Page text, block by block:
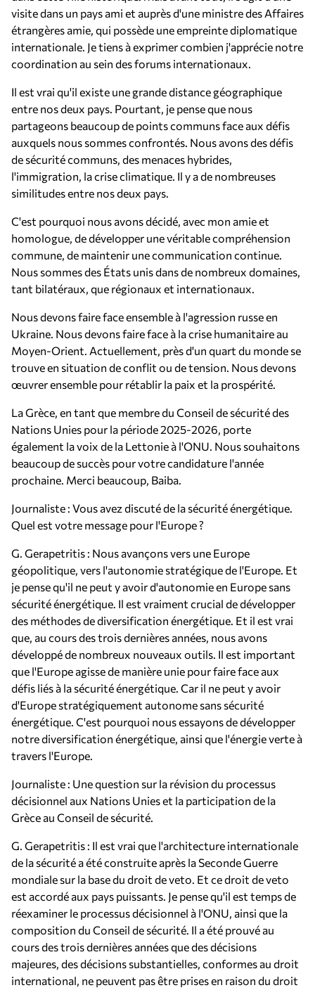
visite dans un pays ami et auprès d'une ministre des Affaires
étrangères amie, qui possède une empreinte diplomatique
internationale. Je tiens à exprimer combien j'apprécie notre
coordination au sein des forums internationaux.
Il est vrai qu'il existe une grande distance géographique
entre nos deux pays. Pourtant, je pense que nous
partageons beaucoup de points communs face aux défis
auxquels nous sommes confrontés. Nous avons des défis
de sécurité communs, des menaces hybrides,
l'immigration, la crise climatique. Il y a de nombreuses
similitudes entre nos deux pays.
C'est pourquoi nous avons décidé, avec mon amie et
homologue, de développer une véritable compréhension
commune, de maintenir une communication continue.
Nous sommes des États unis dans de nombreux domaines,
tant bilatéraux, que régionaux et internationaux.
Nous devons faire face ensemble à l'agression russe en
Ukraine. Nous devons faire face à la crise humanitaire au
Moyen-Orient. Actuellement, près d'un quart du monde se
trouve en situation de conflit ou de tension. Nous devons
œuvrer ensemble pour rétablir la paix et la prospérité.
La Grèce, en tant que membre du Conseil de sécurité des
Nations Unies pour la période 2025-2026, porte
également la voix de la Lettonie à l'ONU. Nous souhaitons
beaucoup de succès pour votre candidature l'année
prochaine. Merci beaucoup, Baiba.
Journaliste : Vous avez discuté de la sécurité énergétique.
Quel est votre message pour l'Europe ?
G. Gerapetritis : Nous avançons vers une Europe
géopolitique, vers l'autonomie stratégique de l'Europe. Et
je pense qu'il ne peut y avoir d'autonomie en Europe sans
sécurité énergétique. Il est vraiment crucial de développer
des méthodes de diversification énergétique. Et il est vrai
que, au cours des trois dernières années, nous avons
développé de nombreux nouveaux outils. Il est important
que l'Europe agisse de manière unie pour faire face aux
défis liés à la sécurité énergétique. Car il ne peut y avoir
d'Europe stratégiquement autonome sans sécurité
énergétique. C'est pourquoi nous essayons de développer
notre diversification énergétique, ainsi que l'énergie verte à
travers l'Europe.
Journaliste : Une question sur la révision du processus
décisionnel aux Nations Unies et la participation de la
Grèce au Conseil de sécurité.
G. Gerapetritis : Il est vrai que l'architecture internationale
de la sécurité a été construite après la Seconde Guerre
mondiale sur la base du droit de veto. Et ce droit de veto
est accordé aux pays puissants. Je pense qu'il est temps de
réexaminer le processus décisionnel à l'ONU, ainsi que la
composition du Conseil de sécurité. Il a été prouvé au
cours des trois dernières années que des décisions
majeures, des décisions substantielles, conformes au droit
international, ne peuvent pas être prises en raison du droit